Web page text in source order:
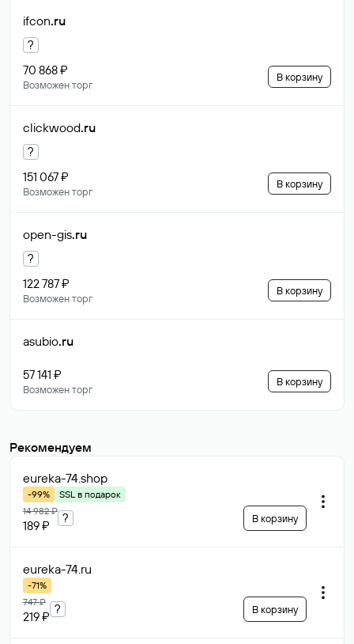
ifcon.ru
?
70 868 ₽
Возможен торг
В корзину
clickwood.ru
?
151 067 ₽
Возможен торг
В корзину
open-gis.ru
?
122 787 ₽
Возможен торг
В корзину
asubio.ru
57 141 ₽
Возможен торг
В корзину
Рекомендуем
eureka-74.shop
-99%
SSL в подарок
14 982 ₽
189 ₽
? В корзину
eureka-74.ru
-71%
747 ₽
219 ₽
? В корзину